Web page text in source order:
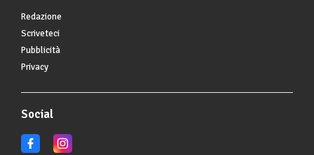
Redazione
Scriveteci
Pubblicità
Privacy
Social